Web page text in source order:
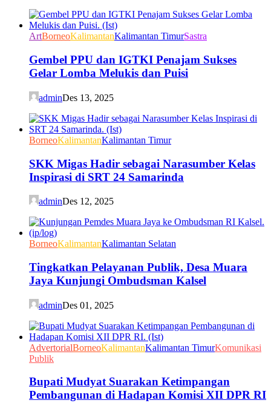
ArtBorneoKalimantanKalimantan TimurSastra
Gembel PPU dan IGTKI Penajam Sukses
Gelar Lomba Melukis dan Puisi
adminDes 13, 2025
BorneoKalimantanKalimantan Timur
SKK Migas Hadir sebagai Narasumber Kelas
Inspirasi di SRT 24 Samarinda
adminDes 12, 2025
BorneoKalimantanKalimantan Selatan
Tingkatkan Pelayanan Publik, Desa Muara
Jaya Kunjungi Ombudsman Kalsel
adminDes 01, 2025
AdvertorialBorneoKalimantanKalimantan TimurKomunikasi
Publik
Bupati Mudyat Suarakan Ketimpangan
Pembangunan di Hadapan Komisi XII DPR RI